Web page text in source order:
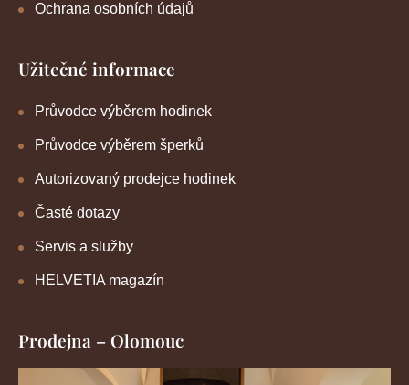
Ochrana osobních údajů
Užitečné informace
Průvodce výběrem hodinek
Průvodce výběrem šperků
Autorizovaný prodejce hodinek
Časté dotazy
Servis a služby
HELVETIA magazín
Prodejna – Olomouc